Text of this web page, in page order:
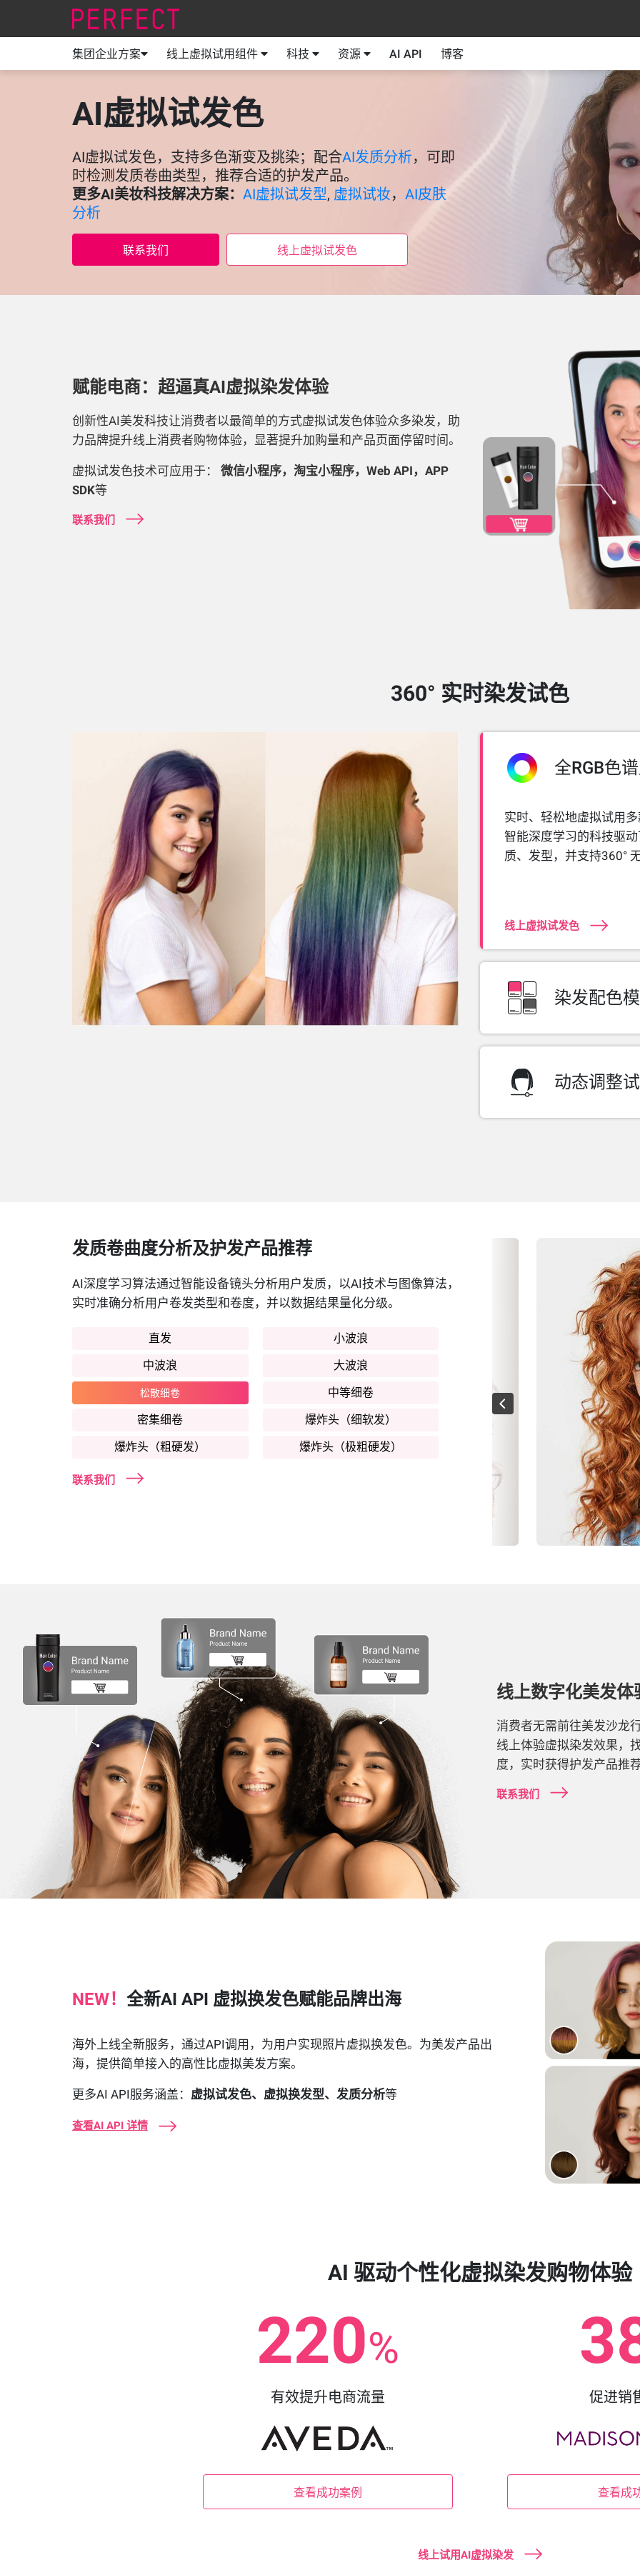
集团企业方案 线上虚拟试用组件 科技 资源 AI API 博客
AI虚拟试发色
AI虚拟试发色，支持多色渐变及挑染；配合AI发质分析，可即
时检测发质卷曲类型，推荐合适的护发产品。
更多AI美妆科技解决方案： AI虚拟试发型, 虚拟试妆， AI皮肤
分析
联系我们 线上虚拟试发色
赋能电商：超逼真AI虚拟染发体验
创新性AI美发科技让消费者以最简单的方式虚拟试发色体验众多染发，助
力品牌提升线上消费者购物体验，显著提升加购量和产品页面停留时间。
虚拟试发色技术可应用于：
微信小程序，淘宝小程序，Web API，APP
SDK等
联系我们
360° 实时染发试色
全RGB色
实时、轻松地虚拟试用
智能深度学习的科技驱
质、发型，并支持360°
线上虚拟试发色
染发配色
双色渐变
多色挑染
动态调整
发质卷曲度分析及护发产品推荐
AI深度学习算法通过智能设备镜头分析用户发质，以AI技术与图像算法，
实时准确分析用户卷发类型和卷度，并以数据结果量化分级。
直发
小波浪
中波浪
大波浪
松散细卷
中等细卷
密集细卷
爆炸头（细软发）
爆炸头（粗硬发）
爆炸头（极粗硬发）
联系我们
线上数字化美发体
消费者无需前往美发沙龙
线上体验虚拟染发效果，
度，实时获得护发产品推
联系我们
NEW！ 全新AI API 虚拟换发色赋能品牌出海
海外上线全新服务，通过API调用，为用户实现照片虚拟换发色。为美发产品出
海，提供简单接入的高性比虚拟美发方案。
更多AI API服务涵盖： 虚拟试发色、虚拟换发型、发质分析等
查看AI API 详情
AI 驱动个性化虚拟染发购物体验
220%
有效提升电商流量
查看成功案例
促进销
查看成
线上试用AI虚拟染发